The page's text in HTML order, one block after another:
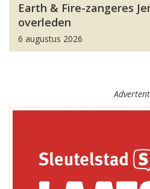
Earth & Fire-zangeres
overleden
6 augustus 2026